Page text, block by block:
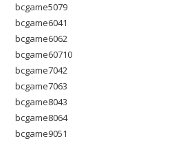
bcgame5079
bcgame6041
bcgame6062
bcgame60710
bcgame7042
bcgame7063
bcgame8043
bcgame8064
bcgame9051